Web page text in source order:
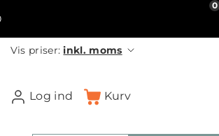
Vis priser:inkl. moms
Log ind Kurv
0